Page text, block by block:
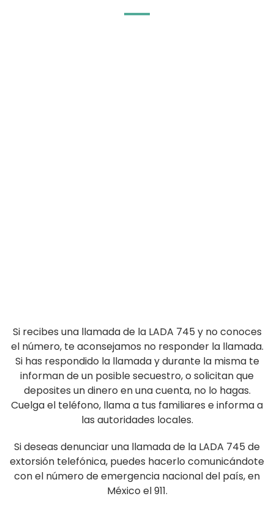
Si recibes una llamada de la LADA 745 y no conoces
el número, te aconsejamos no responder la llamada.
Si has respondido la llamada y durante la misma te
informan de un posible secuestro, o solicitan que
deposites un dinero en una cuenta, no lo hagas.
Cuelga el teléfono, llama a tus familiares e informa a
las autoridades locales.
Si deseas denunciar una llamada de la LADA 745 de
extorsión telefónica, puedes hacerlo comunicándote
con el número de emergencia nacional del país, en
México el 911.